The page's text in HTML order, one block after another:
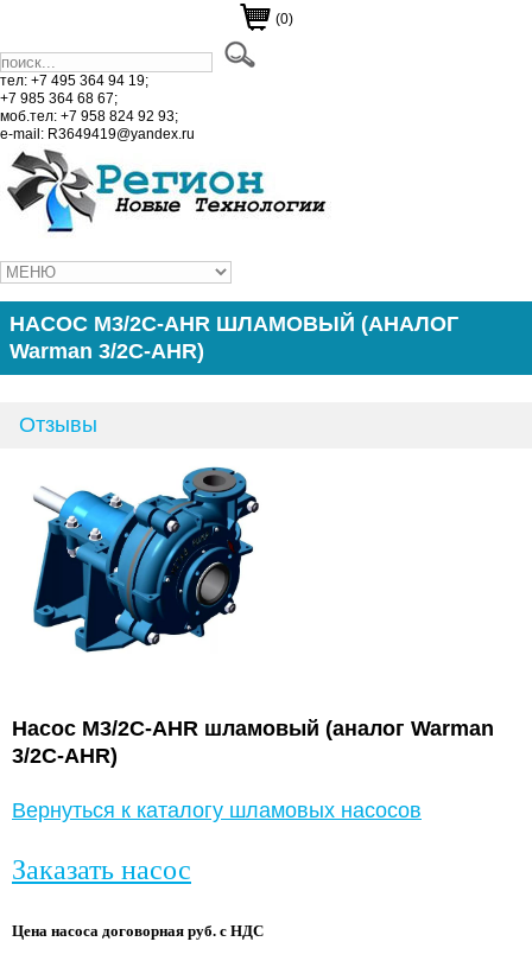
(0)
тел: +7 495 364 94 19;
+7 985 364 68 67;
моб.тел: +7 958 824 92 93;
e-mail: R3649419@yandex.ru
НАСОС M3/2C-AHR ШЛАМОВЫЙ (АНАЛОГ
Warman 3/2C-AHR)
Отзывы
Насос M3/2C-AHR шламовый (аналог Warman
3/2C-AHR)
Вернуться к каталогу шламовых насосов
Заказать насос
Цена насоса договорная руб. с НДС